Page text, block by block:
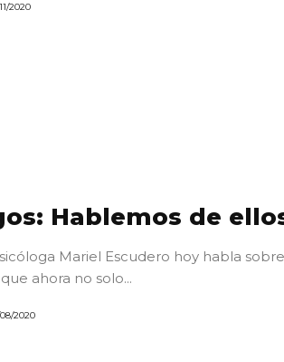
2020
Hablemos de
Mariel Escudero hoy habla
ahora no solo...
2020